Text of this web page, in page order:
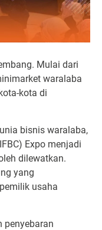
Mulai dari
waralaba
kota di
bisnis waralaba,
Expo menjadi
dilewatkan.
yang
usaha
penyebaran